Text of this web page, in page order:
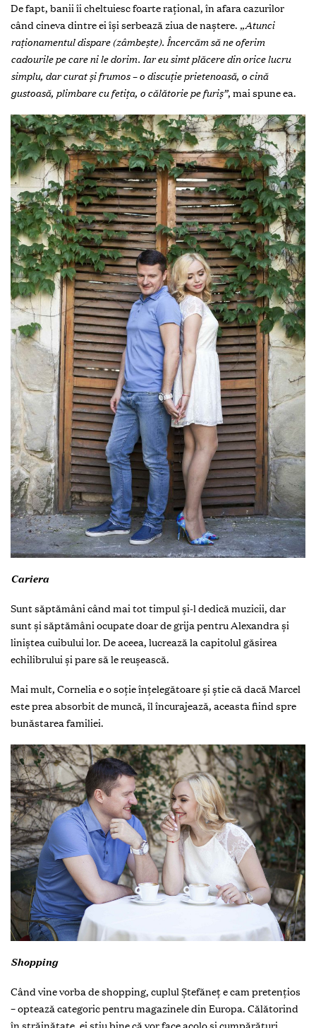
De fapt, banii îi cheltuiesc foarte rațional, în afara cazurilor
când cineva dintre ei își serbează ziua de naștere. „Atunci
raționamentul dispare (zâmbește). Încercăm să ne oferim
cadourile pe care ni le dorim. Iar eu simt plăcere din orice lucru
simplu, dar curat și frumos – o discuție prietenoasă, o cină
gustoasă, plimbare cu fetița, o călătorie pe furiș”, mai spune ea.
Cariera
Sunt săptămâni când mai tot timpul și-l dedică muzicii, dar
sunt și săptămâni ocupate doar de grija pentru Alexandra și
liniștea cuibului lor. De aceea, lucrează la capitolul găsirea
echilibrului și pare să le reușească.
Mai mult, Cornelia e o soție înțelegătoare și știe că dacă Marcel
este prea absorbit de muncă, îl încurajează, aceasta fiind spre
bunăstarea familiei.
Shopping
Când vine vorba de shopping, cuplul Ștefăneț e cam pretențios
– optează categoric pentru magazinele din Europa. Călătorind